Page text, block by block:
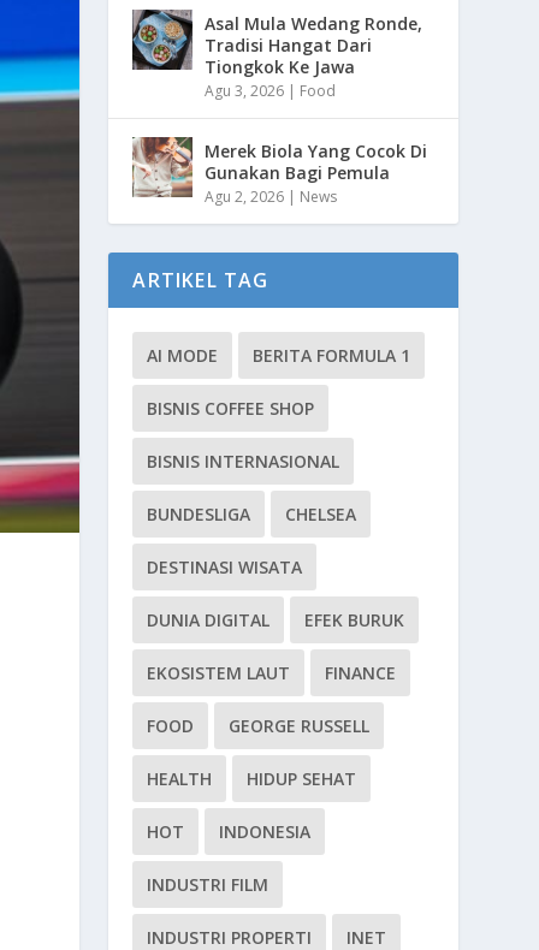
Asal Mula Wedang Ronde,
Tradisi Hangat Dari
Tiongkok Ke Jawa
Agu 3, 2026 | Food
Merek Biola Yang Cocok Di
Gunakan Bagi Pemula
Agu 2, 2026 | News
ARTIKEL TAG
AI MODE BERITA FORMULA 1
BISNIS COFFEE SHOP
BISNIS INTERNASIONAL
BUNDESLIGA CHELSEA
DESTINASI WISATA
DUNIA DIGITAL EFEK BURUK
EKOSISTEM LAUT FINANCE
FOOD GEORGE RUSSELL
HEALTH HIDUP SEHAT
HOT INDONESIA
INDUSTRI FILM
INDUSTRI PROPERTI INET